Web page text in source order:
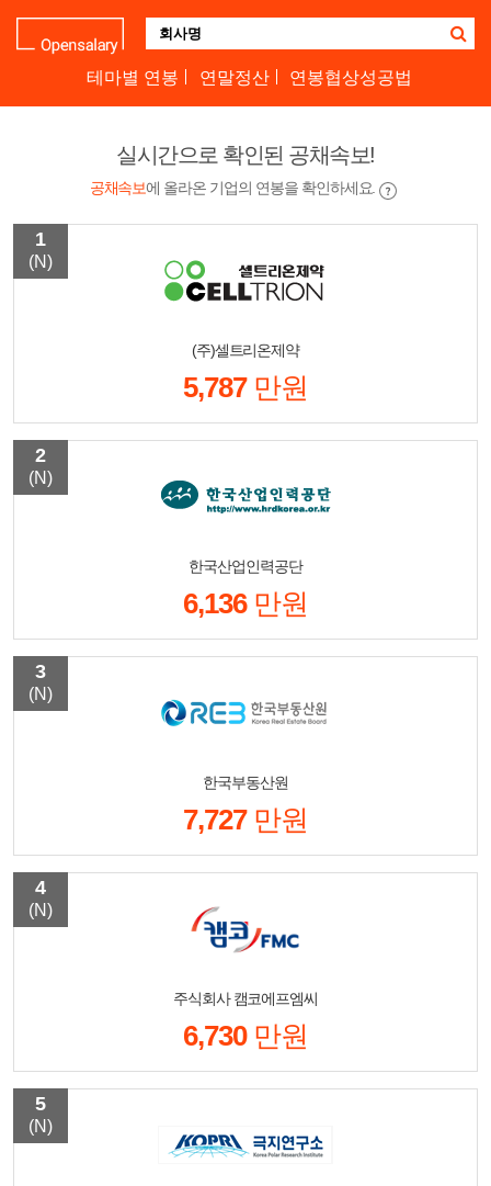
업
명
하
세
테마별 연봉 연말정산 연봉협상성공법
실시간으로 확인된 공채속보!
공채속보에 올라온 기업의 연봉을 확인하세요.
(주)셀트리온제약
5,787만원
1
(N)
한국산업인력공단
6,136만원
2
(N)
한국부동산원
7,727만원
3
(N)
주식회사 캠코에프엠씨
6,730만원
4
(N)
5
(N)